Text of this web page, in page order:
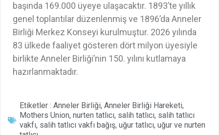
başında 169.000 üyeye ulaşacaktır. 1893’te yıllık
genel toplantılar düzenlenmiş ve 1896’da Anneler
Birliği Merkez Konseyi kurulmuştur. 2026 yılında
83 ülkede faaliyet gösteren dört milyon üyesiyle
birlikte Anneler Birliği’nin 150. yılını kutlamaya
hazırlanmaktadır.
Etiketler : Anneler Birliği, Anneler Birliği Hareketi,
Mothers Union, nurten tatlıcı, salih tatlıcı, salih tatlıcı
vakfı, salih tatlıcı vakfı bağış, uğur tatlıcı, uğur ve nurten